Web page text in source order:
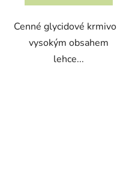
Cenné glycidové
vysokým obsahem
lehce...